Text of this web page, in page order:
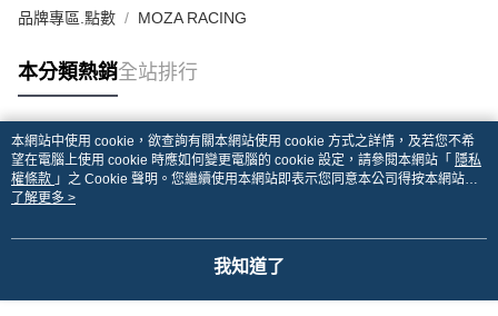
品牌專區.點數 MOZA RACING
本分類熱銷全站排行
熱門標籤
本網站中使用 cookie，欲查詢有關本網站使用 cookie 方式之詳情，及若您不希
望在電腦上使用 cookie 時應如何變更電腦的 cookie 設定，請參閱本網站「 隱私
權條款 」之 Cookie 聲明。您繼續使用本網站即表示您同意本公司得按本網站使
用條款之 Cookie 聲明使用 cookie。
了解更多 >
我知道了